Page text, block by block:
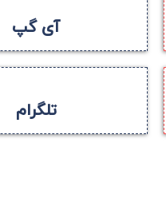
آی گپ
تلگرام